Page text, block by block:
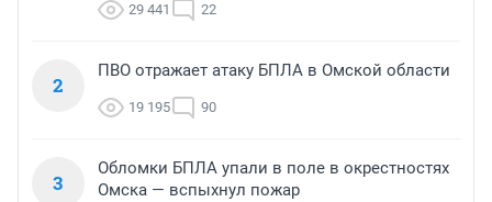
29 441 22
2
ПВО отражает атаку БПЛА в Омской области
19 195 90
3
Обломки БПЛА упали в поле в окрестностях
Омска — вспыхнул пожар